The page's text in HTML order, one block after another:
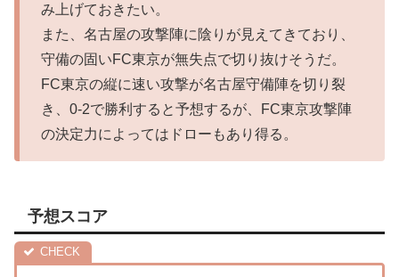
み上げておきたい。
また、名古屋の攻撃陣に陰りが見えてきており、
守備の固いFC東京が無失点で切り抜けそうだ。
FC東京の縦に速い攻撃が名古屋守備陣を切り裂
き、0-2で勝利すると予想するが、FC東京攻撃陣
の決定力によってはドローもあり得る。
予想スコア